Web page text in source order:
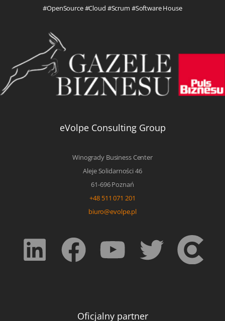
#OpenSource #Cloud #Scrum #Software House
eVolpe Consulting Group
Winogrady Business Center
Aleje Solidarności 46
61-696 Poznań
+48 511 071 201
biuro@evolpe.pl
Oficjalny partner